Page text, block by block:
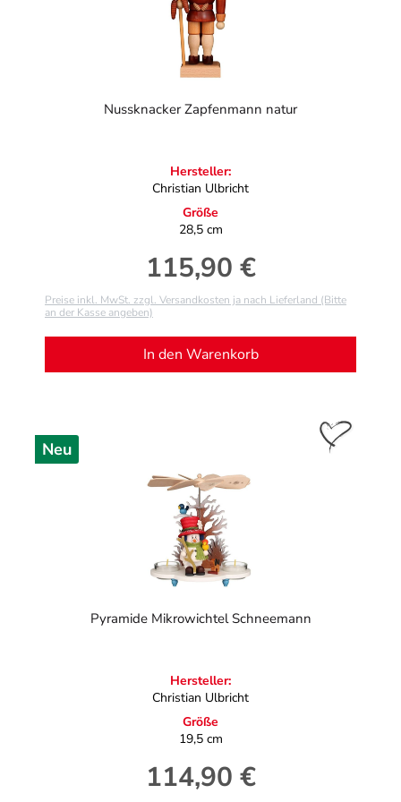
Nussknacker Zapfenmann natur
Hersteller:
Christian Ulbricht
Größe
28,5 cm
Regulärer Preis:
115,90 €
Preise inkl. MwSt. zzgl. Versandkosten ja nach Lieferland (Bitte
an der Kasse angeben)
In den Warenkorb
Neu
Pyramide Mikrowichtel Schneemann
Hersteller:
Christian Ulbricht
Größe
19,5 cm
Regulärer Preis:
114,90 €